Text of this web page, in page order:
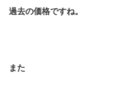
過去の価格ですね。
また